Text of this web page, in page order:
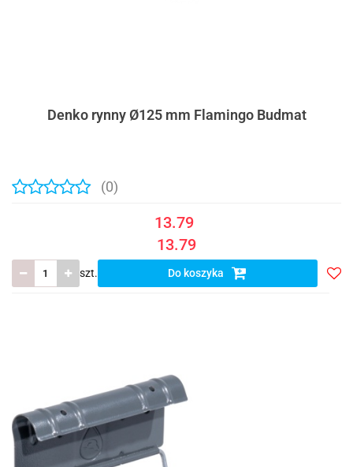
Denko rynny Ø125 mm Flamingo Budmat
(0)
13.79
13.79
szt. Do koszyka